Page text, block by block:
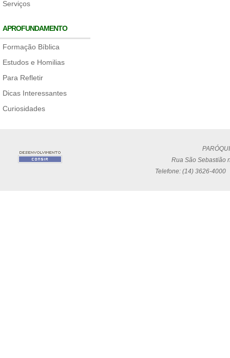
Serviços
APROFUNDAMENTO
Formação Bíblica
Estudos e Homilias
Para Refletir
Dicas Interessantes
Curiosidades
Rua São Sebastião
Telefone: (14) 3626-